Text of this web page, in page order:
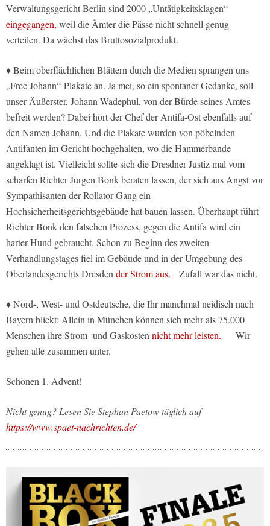
Verwaltungsgericht Berlin sind 2000 „Untätigkeitsklagen“
eingegangen, weil die Ämter die Pässe nicht schnell genug
verteilen. Da wächst das Bruttosozialprodukt.
♦ Beim oberflächlichen Blättern durch die Medien sprangen uns
„Free Johann“-Plakate an. Ja mei, so ein spontaner Gedanke, soll
unser Äußerster, Johann Wadephul, von der Bürde seines Amtes
befreit werden? Dabei hört der Chef der Antifa-Ost ebenfalls auf
den Namen Johann. Und die Plakate wurden von pöbelnden
Antifanten im Gericht hochgehalten, wo die Hammerbande
angeklagt ist. Vielleicht sollte sich die Dresdner Justiz mal vom
scharfen Richter Jürgen Bonk beraten lassen, der sich aus Angst vor
Sympathisanten der Rollator-Gang ein
Hochsicherheitsgerichtsgebäude hat bauen lassen. Überhaupt führt
Richter Bonk den falschen Prozess, gegen die Antifa wird ein
harter Hund gebraucht. Schon zu Beginn des zweiten
Verhandlungstages fiel im Gebäude und in der Umgebung des
Oberlandesgerichts Dresdender Strom aus. Zufall war das nicht.
♦ Nord-, West- und Ostdeutsche, die Ihr manchmal neidisch nach
Bayern blickt: Allein in München können sich mehr als 75.000
Menschen ihre Strom- und Gaskostennicht mehr leisten.
Wir
gehen alle zusammen unter.
Schönen 1. Advent!
Nicht genug? Lesen Sie Stephan Paetow täglich auf
https://www.spaet-nachrichten.de/